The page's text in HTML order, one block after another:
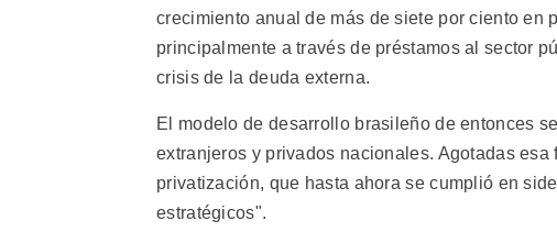
crecimiento anual de más de siete por ciento en
principalmente a través de préstamos al sector
crisis de la deuda externa.
El modelo de desarrollo brasileño de entonces
extranjeros y privados nacionales. Agotadas
privatización, que hasta ahora se cumplió en
estratégicos".